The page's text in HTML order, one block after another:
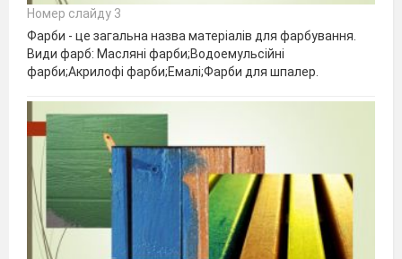
Номер слайду 3
Фарби - це загальна назва матеріалів для фарбування.
Види фарб: Масляні фарби;Водоемульсійні
фарби;Акрилофі фарби;Емалі;Фарби для шпалер.